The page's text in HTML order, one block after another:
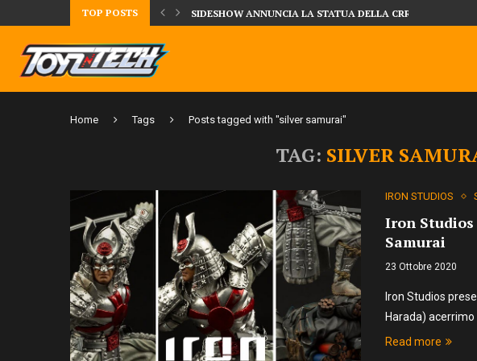
TOP POSTS
LA FIGURE DI IPPO MAKUNOUCHI! SIDESHOW ANNUNCIA LA STATUA DELLA CRRATURA
Home Tags Posts tagged with "silver samurai"
TAG: SILVER
IRON STUDIOS
Iron
Samurai
23 Ottobre 2020
Iron Studios
Harada) acerrimo
Read more